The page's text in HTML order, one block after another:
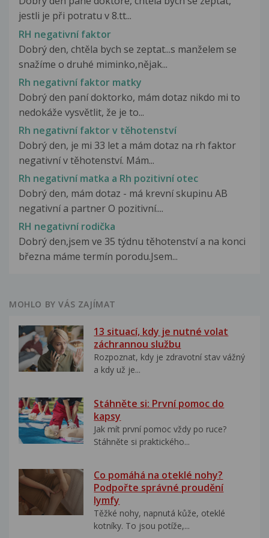
jestli je při potratu v 8.tt...
RH negativní faktor
Dobrý den, chtěla bych se zeptat...s manželem se
snažíme o druhé miminko,nějak...
Rh negativní faktor matky
Dobrý den paní doktorko, mám dotaz nikdo mi to
nedokáže vysvětlit, že je to...
Rh negativní faktor v těhotenství
Dobrý den, je mi 33 let a mám dotaz na rh faktor
negativní v těhotenství. Mám...
Rh negativní matka a Rh pozitivní otec
Dobrý den, mám dotaz - má krevní skupinu AB
negativní a partner O pozitivní....
RH negativní rodička
Dobrý den,jsem ve 35 týdnu těhotenství a na konci
března máme termín porodu.Jsem...
MOHLO BY VÁS ZAJÍMAT
13 situací, kdy je nutné volat
záchrannou službu
Rozpoznat, kdy je zdravotní stav vážný
a kdy už je...
Stáhněte si: První pomoc do
kapsy
Jak mít první pomoc vždy po ruce?
Stáhněte si praktického...
Co pomáhá na oteklé nohy?
Podpořte správné proudění
lymfy
Těžké nohy, napnutá kůže, oteklé
kotníky. To jsou potíže,...